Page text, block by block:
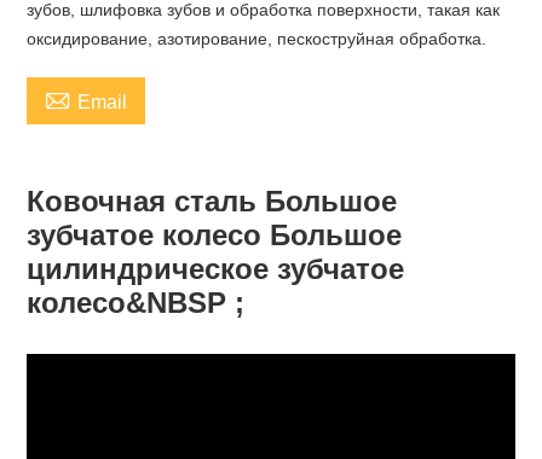
зубов, шлифовка зубов и обработка поверхности, такая как
оксидирование, азотирование, пескоструйная обработка.
 Email
Ковочная сталь Большое
зубчатое колесо Большое
цилиндрическое зубчатое
колесо&NBSP ;